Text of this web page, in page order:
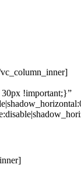
30px !important;}”